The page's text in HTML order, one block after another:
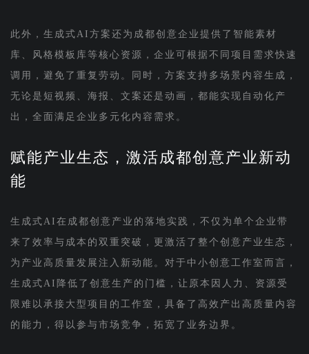
此外，生成式AI方案还为成都创意企业提供了智能素材
库、风格模板库等核心资源，企业可根据不同项目需求快速
调用，避免了重复劳动。同时，方案支持多场景内容生成，
无论是短视频、海报、文案还是动画，都能实现自动化产
出，全面满足企业多元化内容需求。
赋能产业生态，激活成都创意产业新动
能
生成式AI在成都创意产业的落地实践，不仅为单个企业带
来了效率与成本的双重突破，更激活了整个创意产业生态，
为产业高质量发展注入新动能。对于中小创意工作室而言，
生成式AI降低了创意生产的门槛，让原本因人力、资源受
限难以承接大型项目的工作室，具备了高效产出高质量内容
的能力，得以参与市场竞争，拓宽了业务边界。